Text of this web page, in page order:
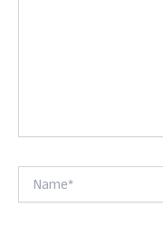
Name*